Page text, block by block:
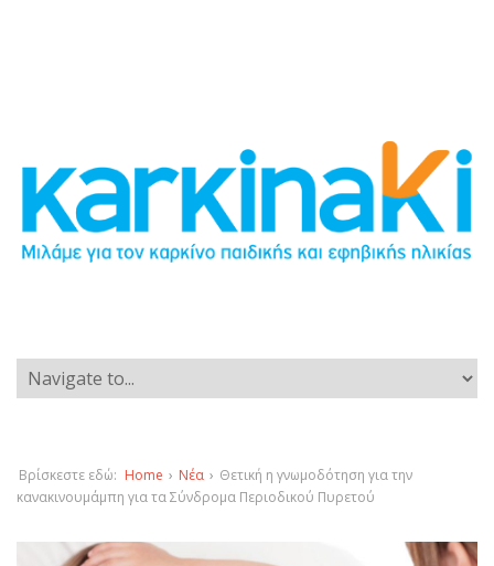
Βρίσκεστε εδώ: Home › Νέα › Θετική η γνωμοδότηση για την
κανακινουμάμπη για τα Σύνδρομα Περιοδικού Πυρετού